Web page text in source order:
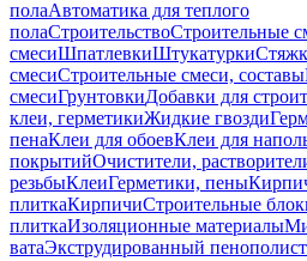
полаАвтоматика для теплого
полаСтроительствоСтроительные
смесиШпатлевкиШтукатурки
смесиСтроительные смеси, составы
смесиГрунтовкиДобавки для
клеи, герметикиЖидкие гвозди
пенаКлеи для обоевКлеи для
покрытийОчистители,
резьбыКлеиГерметики, пены
плиткаКирпичиСтроительные
плиткаИзоляционные материалы
ватаЭкструдированный